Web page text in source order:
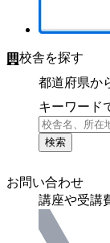
校舎を探す
都道府県か
キーワード
検索
お問い合わせ
講座や受講